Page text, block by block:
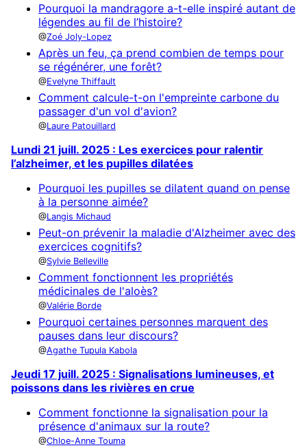
Pourquoi la mandragore a-t-elle inspiré autant de
légendes au fil de l’histoire?
Zoé Joly-Lopez
Après un feu, ça prend combien de temps pour
se régénérer, une forêt?
Evelyne Thiffault
Comment calcule-t-on l'empreinte carbone du
passager d'un vol d'avion?
Laure Patouillard
Lundi 21 juill. 2025 : Les exercices pour ralentir
l’alzheimer, et les pupilles dilatées
Pourquoi les pupilles se dilatent quand on pense
à la personne aimée?
Langis Michaud
Peut-on prévenir la maladie d'Alzheimer avec des
exercices cognitifs?
Sylvie Belleville
Comment fonctionnent les propriétés
médicinales de l'aloès?
Valérie Borde
Pourquoi certaines personnes marquent des
pauses dans leur discours?
Agathe Tupula Kabola
Jeudi 17 juill. 2025 : Signalisations lumineuses, et
poissons dans les rivières en crue
Comment fonctionne la signalisation pour la
présence d'animaux sur la route?
Chloe-Anne Touma